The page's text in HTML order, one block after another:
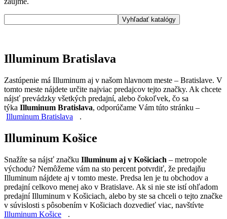
Illuminum Bratislava
Zastúpenie má Illuminum aj v našom hlavnom meste – Bratislave. V
tomto meste nájdete určite najviac predajcov tejto značky. Ak chcete
nájsť prevádzky všetkých predajní, alebo čokoľvek, čo sa
týka Illuminum Bratislava, odporúčame Vám túto stránku –
Illuminum Bratislava
.
Illuminum Košice
Snažíte sa nájsť značku Illuminum aj v Košiciach – metropole
východu? Nemôžeme vám na sto percent potvrdiť, že predajňu
Illuminum nájdete aj v tomto meste. Predsa len je tu obchodov a
predajní celkovo menej ako v Bratislave. Ak si nie ste istí ohľadom
predajní Illuminum v Košiciach, alebo by ste sa chceli o tejto značke
v súvislosti s pôsobením v Košiciach dozvedieť viac, navštívte
Illuminum Košice
.